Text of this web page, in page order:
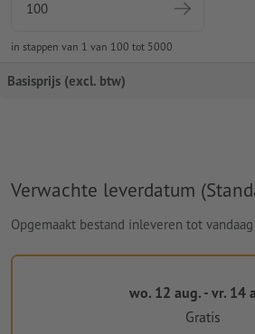
in stappen van 1 van 100 tot 5000
Basisprijs (excl. btw)
Verwachte leverdatum
Opgemaakt bestand inleveren tot
wo. 12 aug. - vr. 14
Gratis